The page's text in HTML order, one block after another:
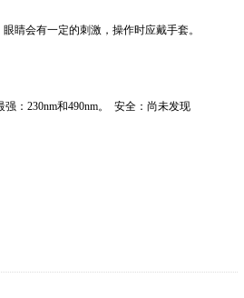
睛会有一定的刺激，操作时应戴手套。
： 230nm和490nm。
安全：尚未发现